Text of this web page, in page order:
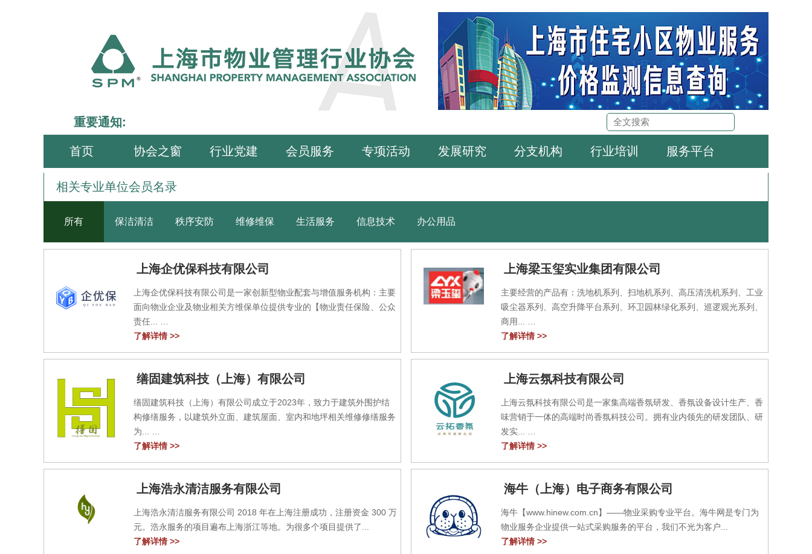
重要通知:
首页 协会之窗 行业党建 会员服务 专项活动 发展研究 分支机构 行业培训 服务平台
相关专业单位会员名录
所有 保洁清洁 秩序安防 维修维保 生活服务 信息技术 办公用品
上海企优保科技有限公司
上海企优保科技有限公司是一家创新型物业配套与增值服务机构：主要
面向物业企业及物业相关方维保单位提供专业的【物业责任保险、公众
责任...
了解详情 >>
上海梁玉玺实业集团有限公司
主要经营的产品有：洗地机系列、扫地机系列、高压清洗机系列、工业
吸尘器系列、高空升降平台系列、环卫园林绿化系列、巡逻观光系列、
商用...
了解详情 >>
缮固建筑科技（上海）有限公司
缮固建筑科技（上海）有限公司成立于2023年，致力于建筑外围护结
构修缮服务，以建筑外立面、建筑屋面、室内和地坪相关维修修缮服务
为...
了解详情 >>
上海云氛科技有限公司
上海云氛科技有限公司是一家集高端香氛研发、香氛设备设计生产、香
味营销于一体的高端时尚香氛科技公司。拥有业内领先的研发团队、研
发实...
了解详情 >>
上海浩永清洁服务有限公司
上海浩永清洁服务有限公司 2018 年在上海注册成功，注册资金 300 万
元。浩永服务的项目遍布上海浙江等地。为很多个项目提供了...
了解详情 >>
海牛（上海）电子商务有限公司
海牛【www.hinew.com.cn】——物业采购专业平台。海牛网是专门为
物业服务企业提供一站式采购服务的平台，我们不光为客户...
了解详情 >>